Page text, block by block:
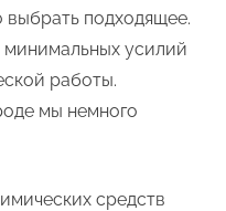
подходящее.
минимальных усилий
работы.
мы немного
средств